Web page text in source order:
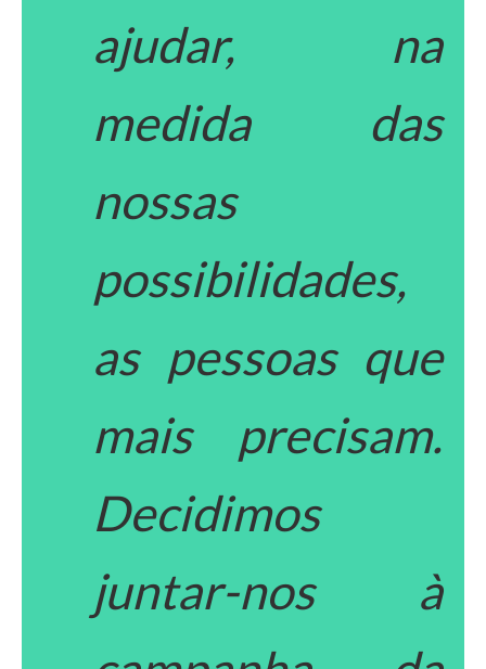
ajudar, na
medida das
nossas
possibilidades,
as pessoas que
mais precisam.
Decidimos
juntar-nos à